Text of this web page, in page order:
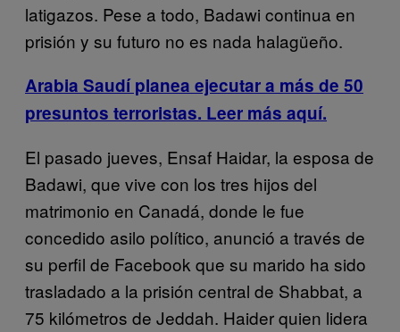
latigazos. Pese a todo, Badawi continua en
prisión y su futuro no es nada halagüeño.
Arabia Saudí planea ejecutar a más de 50
presuntos terroristas. Leer más aquí.
El pasado jueves, Ensaf Haidar, la esposa de
Badawi, que vive con los tres hijos del
matrimonio en Canadá, donde le fue
concedido asilo político, anunció a través de
su perfil de Facebook que su marido ha sido
trasladado a la prisión central de Shabbat, a
75 kilómetros de Jeddah. Haider quien lidera